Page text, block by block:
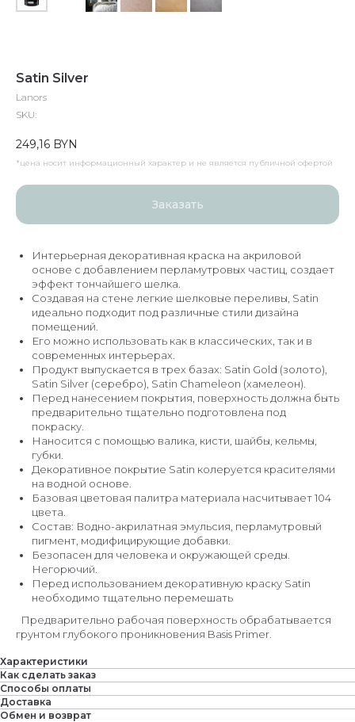
Satin Silver
Lanors
SKU:
249,16 BYN
*цена носит информационный характер и не является публичной офертой
Заказать
Интерьерная декоративная краска на акриловой
основе с добавлением перламутровых частиц, создает
эффект тончайшего шелка.
Создавая на стене легкие шелковые переливы, Satin
идеально подходит под различные стили дизайна
помещений.
Его можно использовать как в классических, так и в
современных интерьерах.
Продукт выпускается в трех базах: Satin Gold (золото),
Satin Silver (серебро), Satin Chameleon (хамелеон).
Перед нанесением покрытия, поверхность должна быть
предварительно тщательно подготовлена под
покраску.
Наносится с помощью валика, кисти, шайбы, кельмы,
губки.
Декоративное покрытие Satin колеруется красителями
на водной основе.
Базовая цветовая палитра материала насчитывает 104
цвета.
Состав: Водно-акрилатная эмульсия, перламутровый
пигмент, модифицирующие добавки.
Безопасен для человека и окружающей среды.
Негорючий.
Перед использованием декоративную краску Satin
необходимо тщательно перемешать
Предварительно рабочая поверхность обрабатывается
грунтом глубокого проникновения Basis Primer.
Характеристики
Как сделать заказ
Способы оплаты
Доставка
Обмен и возврат